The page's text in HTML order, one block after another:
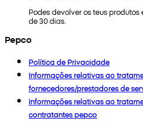
Podes devolver os teus
de 30 dias.
Pepco
Política de Privacidade
Informações relativas ao
fornecedores/prestadores de
Informações relativas ao
contratantes pepco